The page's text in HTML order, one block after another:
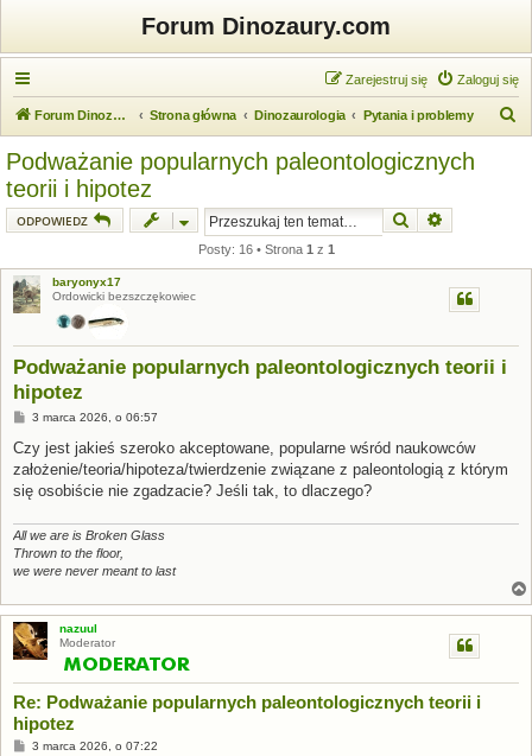
Forum Dinozaury.com
Zaloguj się
Zarejestruj się
Forum Dinozaury.com Strona główna Dinozaurologia Pytania i problemy
Podważanie popularnych paleontologicznych
teorii i hipotez
ODPOWIEDZ Szukaj
Posty: 16 • Strona 1 z 1
baryonyx17
Ordowicki bezszczękowiec
Podważanie popularnych paleontologicznych teorii i
hipotez
P
s
3 marca 2026, o 06:57
Czy jest jakieś szeroko akceptowane, popularne wśród naukowców
założenie/teoria/hipoteza/twierdzenie związane z paleontologią z którym
się osobiście nie zgadzacie? Jeśli tak, to dlaczego?
All we are is Broken Glass
Thrown to the floor,
we were never meant to last
nazuul
Moderator
Re: Podważanie popularnych paleontologicznych teorii i
hipotez
P3 marca 2026, o 07:22